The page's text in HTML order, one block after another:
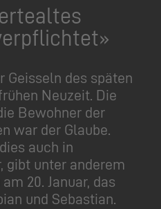
Geisseln des späten
Neuzeit. Die
Bewohner der
war der Glaube.
auch in
gibt unter anderem
20. Januar, das
und Sebastian.